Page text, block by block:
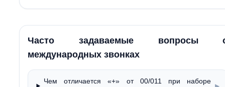
Часто задаваемые вопросы
международных звонках
Чем отличается «+» от 00/011 при наборе